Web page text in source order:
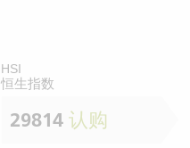
HSI
恒生指数
29814 认购